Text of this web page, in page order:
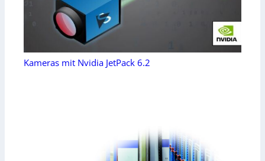
Kameras mit Nvidia JetPack 6.2